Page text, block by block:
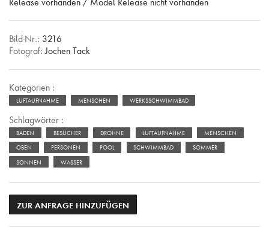
Release vorhanden / Model Release nicht vorhanden
Bild-Nr.: 3216
Fotograf: Jochen Tack
Kategorien :
LUFTAUFNAHME MENSCHEN WERKSSCHWIMMBAD
Schlagwörter :
BADEN BESUCHER DROHNE LUFTAUFNAHME MENSCHEN
OBEN PERSONEN POOL SCHWIMMBAD SOMMER
SONNEN WASSER
ZUR ANFRAGE HINZUFÜGEN